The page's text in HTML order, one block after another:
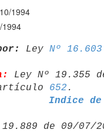
1994
1994
Ley Nº 16.603
Ley Nº 19.355
652
Indice de
de 09/07/